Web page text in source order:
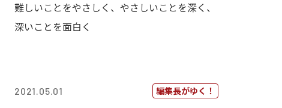
難しいことをやさしく、やさしいことを深く、
深いことを面白く
2021.05.01 編集長がゆく！